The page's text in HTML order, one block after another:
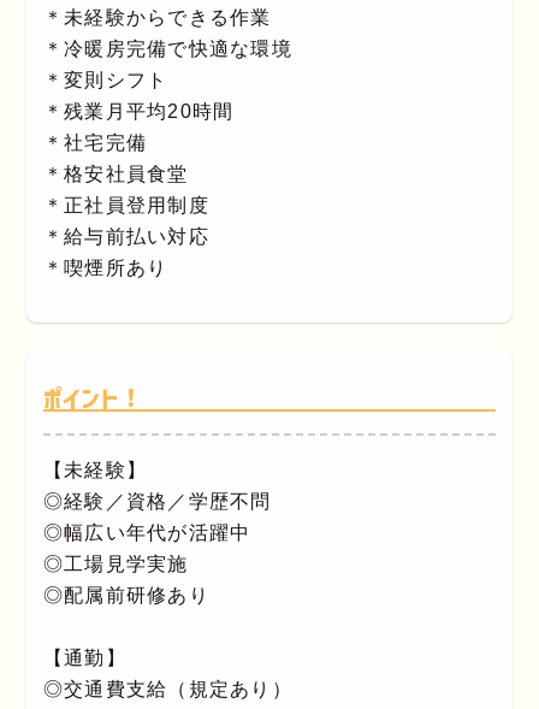
＊未経験からできる作業
＊冷暖房完備で快適な環境
＊変則シフト
＊残業月平均20時間
＊社宅完備
＊格安社員食堂
＊正社員登用制度
＊給与前払い対応
＊喫煙所あり
ポイント！
【未経験】
◎経験／資格／学歴不問
◎幅広い年代が活躍中
◎工場見学実施
◎配属前研修あり
【通勤】
◎交通費支給（規定あり）